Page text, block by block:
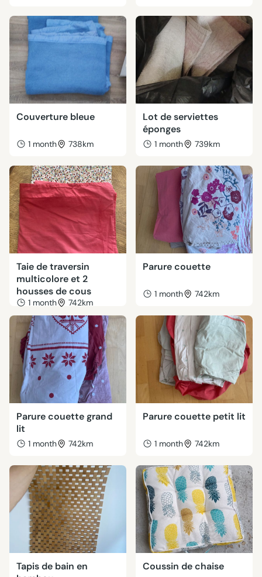
Couverture bleue
1 month 738km
Lot de serviettes
éponges
1 month 739km
Taie de traversin
multicolore et 2
housses de cous
1 month 742km
Parure couette
1 month 742km
Parure couette grand
lit
1 month 742km
Parure couette petit lit
1 month 742km
Tapis de bain en
Coussin de chaise